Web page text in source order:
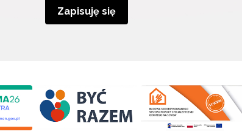
Zapisuję się